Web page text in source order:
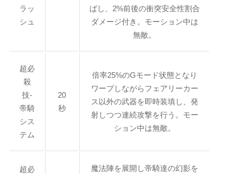
ラッ
シュ
ばし、2%前後の衝突安全性割合
ダメージ付き。モーション中は
無敵。
超必
殺
技-
帝騎
シス
テム
20
秒
倍率25%のGモード状態となり
ワープしながらフェアリーカー
ス以外の武器を即時装填し、発
射しつつ連続攻撃を行う。モー
ション中は無敵。
超必
魔法陣を展開し帝騎達の幻影を